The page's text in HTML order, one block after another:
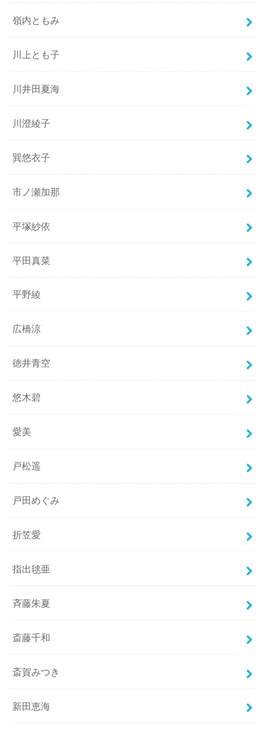
嶺内ともみ
川上とも子
川井田夏海
川澄綾子
巽悠衣子
市ノ瀬加那
平塚紗依
平田真菜
平野綾
広橋涼
徳井青空
悠木碧
愛美
戸松遥
戸田めぐみ
折笠愛
指出毬亜
斉藤朱夏
斎藤千和
斎賀みつき
新田恵海